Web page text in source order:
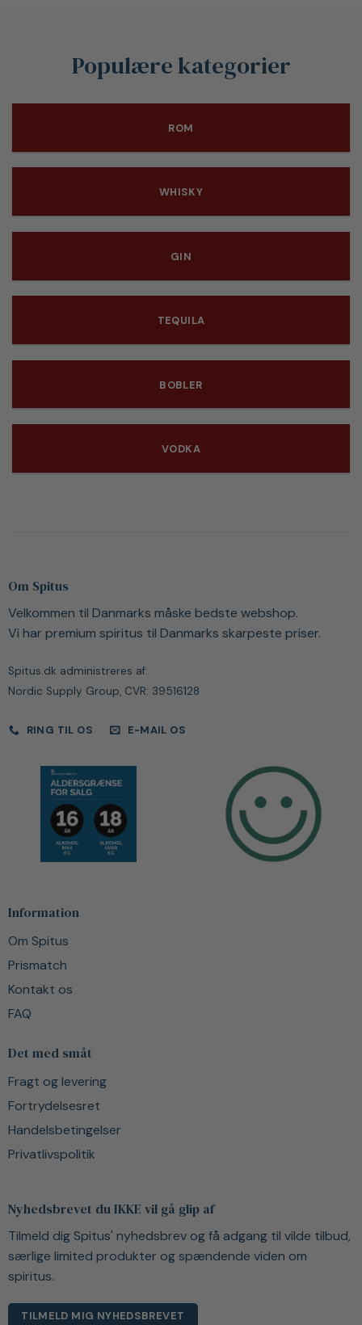
Populære kategorier
ROM
WHISKY
GIN
TEQUILA
BOBLER
VODKA
Om Spitus
Velkommen til Danmarks måske bedste webshop.
Vi har premium spiritus til Danmarks skarpeste priser.
Spitus.dk administreres af:
Nordic Supply Group, CVR: 39516128
RING TIL OS E-MAIL OS
Information
Om Spitus
Prismatch
Kontakt os
FAQ
Det med småt
Fragt og levering
Fortrydelsesret
Handelsbetingelser
Privatlivspolitik
Nyhedsbrevet du IKKE vil gå glip af
Tilmeld dig Spitus' nyhedsbrev og få adgang til vilde tilbud,
særlige limited produkter og spændende viden om
spiritus.
TILMELD MIG NYHEDSBREVET